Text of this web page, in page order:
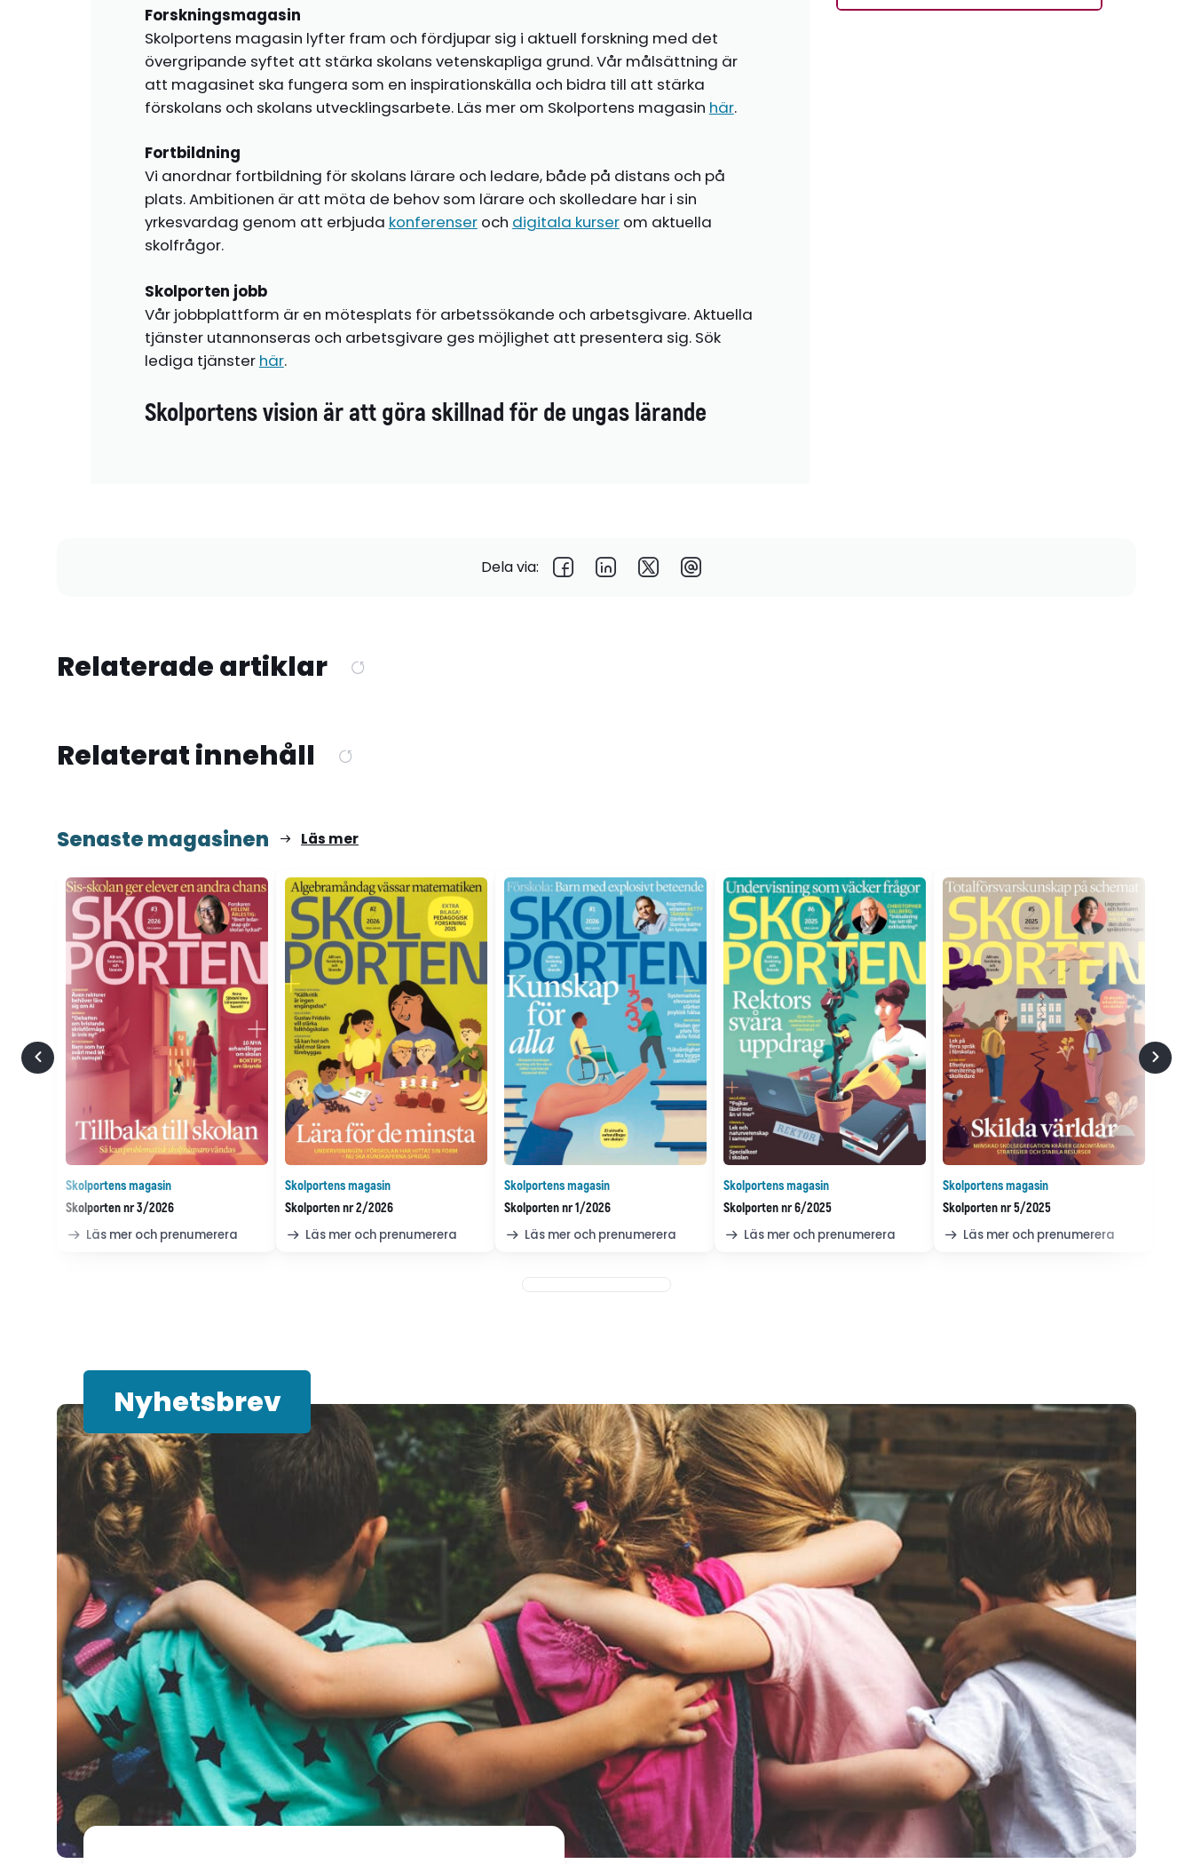
Forskningsmagasin
Skolportens magasin lyfter fram och fördjupar sig i aktuell forskning med det
övergripande syftet att stärka skolans vetenskapliga grund. Vår målsättning är
att magasinet ska fungera som en inspirationskälla och bidra till att stärka
förskolans och skolans utvecklingsarbete. Läs mer om Skolportens magasin här.
Fortbildning
Vi anordnar fortbildning för skolans lärare och ledare, både på distans och på
plats. Ambitionen är att möta de behov som lärare och skolledare har i sin
yrkesvardag genom att erbjuda konferenseroch digitala kurserom aktuella
skolfrågor.
Skolporten jobb
Vår jobbplattform är en mötesplats för arbetssökande och arbetsgivare. Aktuella
tjänster utannonseras och arbetsgivare ges möjlighet att presentera sig. Sök
lediga tjänster här.
Skolportens vision är att göra skillnad för de ungas lärande
Dela via:
Relaterade artiklar
Relaterat innehåll
Senaste magasinen Läs mer
Skolportens magasin
Skolporten nr 3/2026
Läs mer och prenumerera
Skolportens magasin
Skolporten nr 2/2026
Läs mer och prenumerera
Skolportens magasin
Skolporten nr 1/2026
Läs mer och prenumerera
Skolportens magasin
Skolporten nr 6/2025
Läs mer och prenumerera
Skolportens magasin
Skolporten nr 5/2025
Läs mer och prenumerera
Nyhetsbrev